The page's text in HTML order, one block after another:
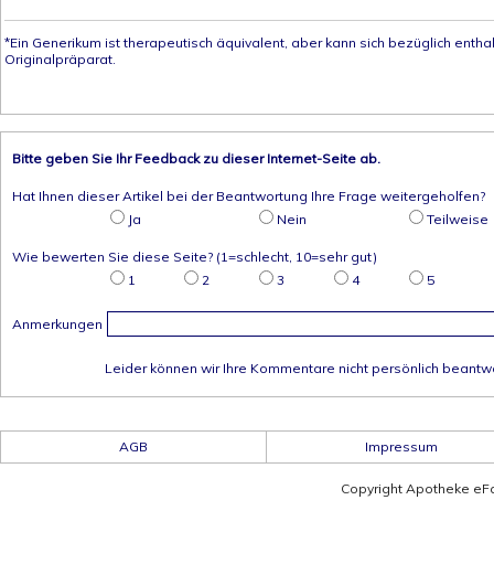
*Ein Generikum ist therapeutisch äquivalent, aber kann sich bezüglich
Originalpräparat.
Bitte geben Sie Ihr Feedback zu dieser Internet-Seite ab.
Hat Ihnen dieser Artikel bei der Beantwortung Ihre Frage weitergeholfen?
Ja
Nein Teilweise
Wie bewerten Sie diese Seite? (1=schlecht, 10=sehr gut)
1
2 3 4 5
Anmerkungen
Leider können wir Ihre Kommentare nicht persönlich
AGB Impressum
Copyright Apotheke